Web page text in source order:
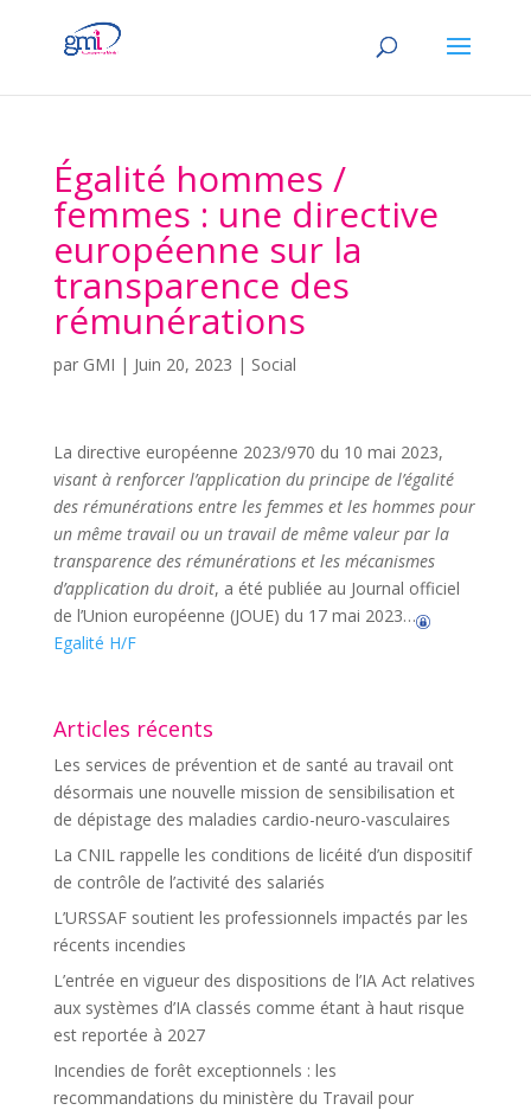
Égalité hommes /
femmes : une directive
européenne sur la
transparence des
rémunérations
par GMI | Juin 20, 2023 | Social
La directive européenne 2023/970 du 10 mai 2023,
visant à renforcer l’application du principe de l’égalité
des rémunérations entre les femmes et les hommes pour
un même travail ou un travail de même valeur par la
transparence des rémunérations et les mécanismes
d’application du droit, a été publiée au Journal officiel
de l’Union européenne (JOUE) du 17 mai 2023…
Egalité H/F
Articles récents
Les services de prévention et de santé au travail ont
désormais une nouvelle mission de sensibilisation et
de dépistage des maladies cardio-neuro-vasculaires
La CNIL rappelle les conditions de licéité d’un dispositif
de contrôle de l’activité des salariés
L’URSSAF soutient les professionnels impactés par les
récents incendies
L’entrée en vigueur des dispositions de l’IA Act relatives
aux systèmes d’IA classés comme étant à haut risque
est reportée à 2027
Incendies de forêt exceptionnels : les
recommandations du ministère du Travail pour